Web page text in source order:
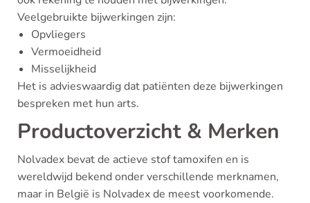
Veelgebruikte bijwerkingen zijn:
Opvliegers
Vermoeidheid
Misselijkheid
Het is advieswaardig dat patiënten deze bijwerkingen
bespreken met hun arts.
Productoverzicht & Merken
Nolvadex bevat de actieve stof tamoxifen en is
wereldwijd bekend onder verschillende merknamen,
maar in België is Nolvadex de meest voorkomende.